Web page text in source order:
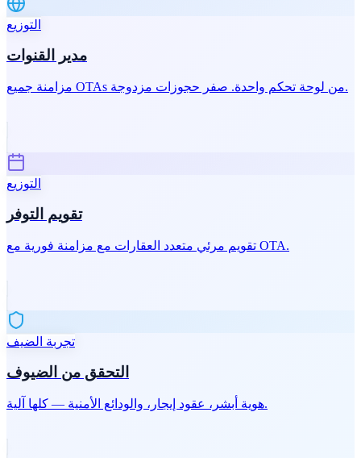
التوزيع
مدير القنوات
مزامنة جميع OTAs من لوحة تحكم واحدة. صفر حجوزات مزدوجة.
التوزيع
تقويم التوفر
تقويم مرئي متعدد العقارات مع مزامنة فورية مع OTA.
تجربة الضيف
التحقق من الضيوف
هوية أبشر، عقود إيجار، والودائع الأمنية — كلها آلية.